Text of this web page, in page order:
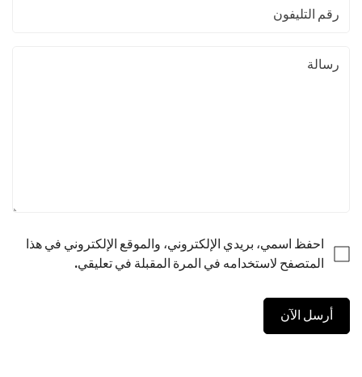
احفظ اسمي، بريدي الإلكتروني، والموقع الإلكتروني في هذا
المتصفح لاستخدامه في المرة المقبلة في تعليقي.
أرسل الآن